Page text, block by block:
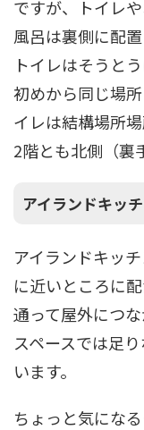
ですが、トイレ
風呂は裏側に配
トイレはそうと
初めから同じ場
イレは結構場所
2階とも北側（裏
アイランドキッ
アイランドキッ
に近いところに
通って屋外につ
スペースでは足
います。
ちょっと気にな